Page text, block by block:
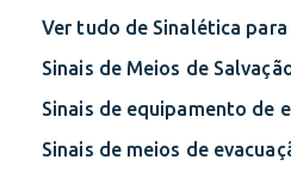
Ver tudo de Sinalética para
Sinais de Meios de
Sinais de equipamento de
Sinais de meios de